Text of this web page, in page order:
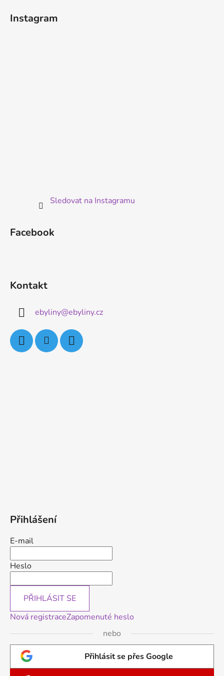
Instagram
Sledovat na Instagramu
Facebook
Kontakt
ebyliny@ebyliny.cz
Přihlášení
E-mail
Heslo
PŘIHLÁSIT SE
Nová registraceZapomenuté heslo
nebo
Přihlásit se přes Google